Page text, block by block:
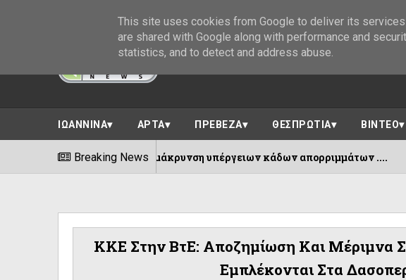
ΙΩΑΝΝΙΝΑ ΑΡΤΑ ΠΡΕΒΕΖΑ ΘΕΣΠΡΩΤΙΑ ΒΙΝΤΕΟ
Breaking News
07/08/2026 Δήμος Ιωαννιτών :Απομάκρυνση υπέργειων
ΚΚΕ Στην ΒτΕ: Αποζημίωση Και Μέριμνα
Εμπλέκονται Στα
This site uses cookies from Google to deliver its
are shared with Google along with performance and
statistics, and to detect and address abuse.